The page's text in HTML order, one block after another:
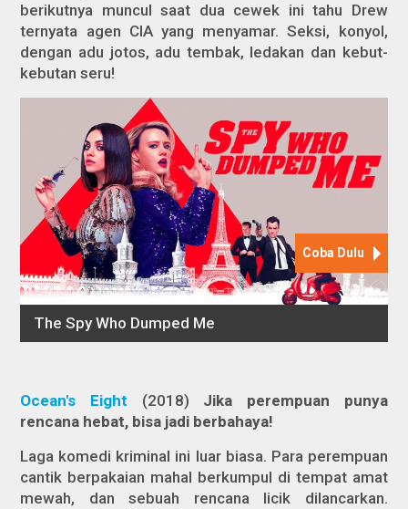
berikutnya muncul saat dua cewek ini tahu Drew
ternyata agen CIA yang menyamar. Seksi, konyol,
dengan adu jotos, adu tembak, ledakan dan kebut-
kebutan seru!
Ocean's Eight (2018) Jika perempuan punya
rencana hebat, bisa jadi berbahaya!
Laga komedi kriminal ini luar biasa. Para perempuan
cantik berpakaian mahal berkumpul di tempat amat
mewah, dan sebuah rencana licik dilancarkan.